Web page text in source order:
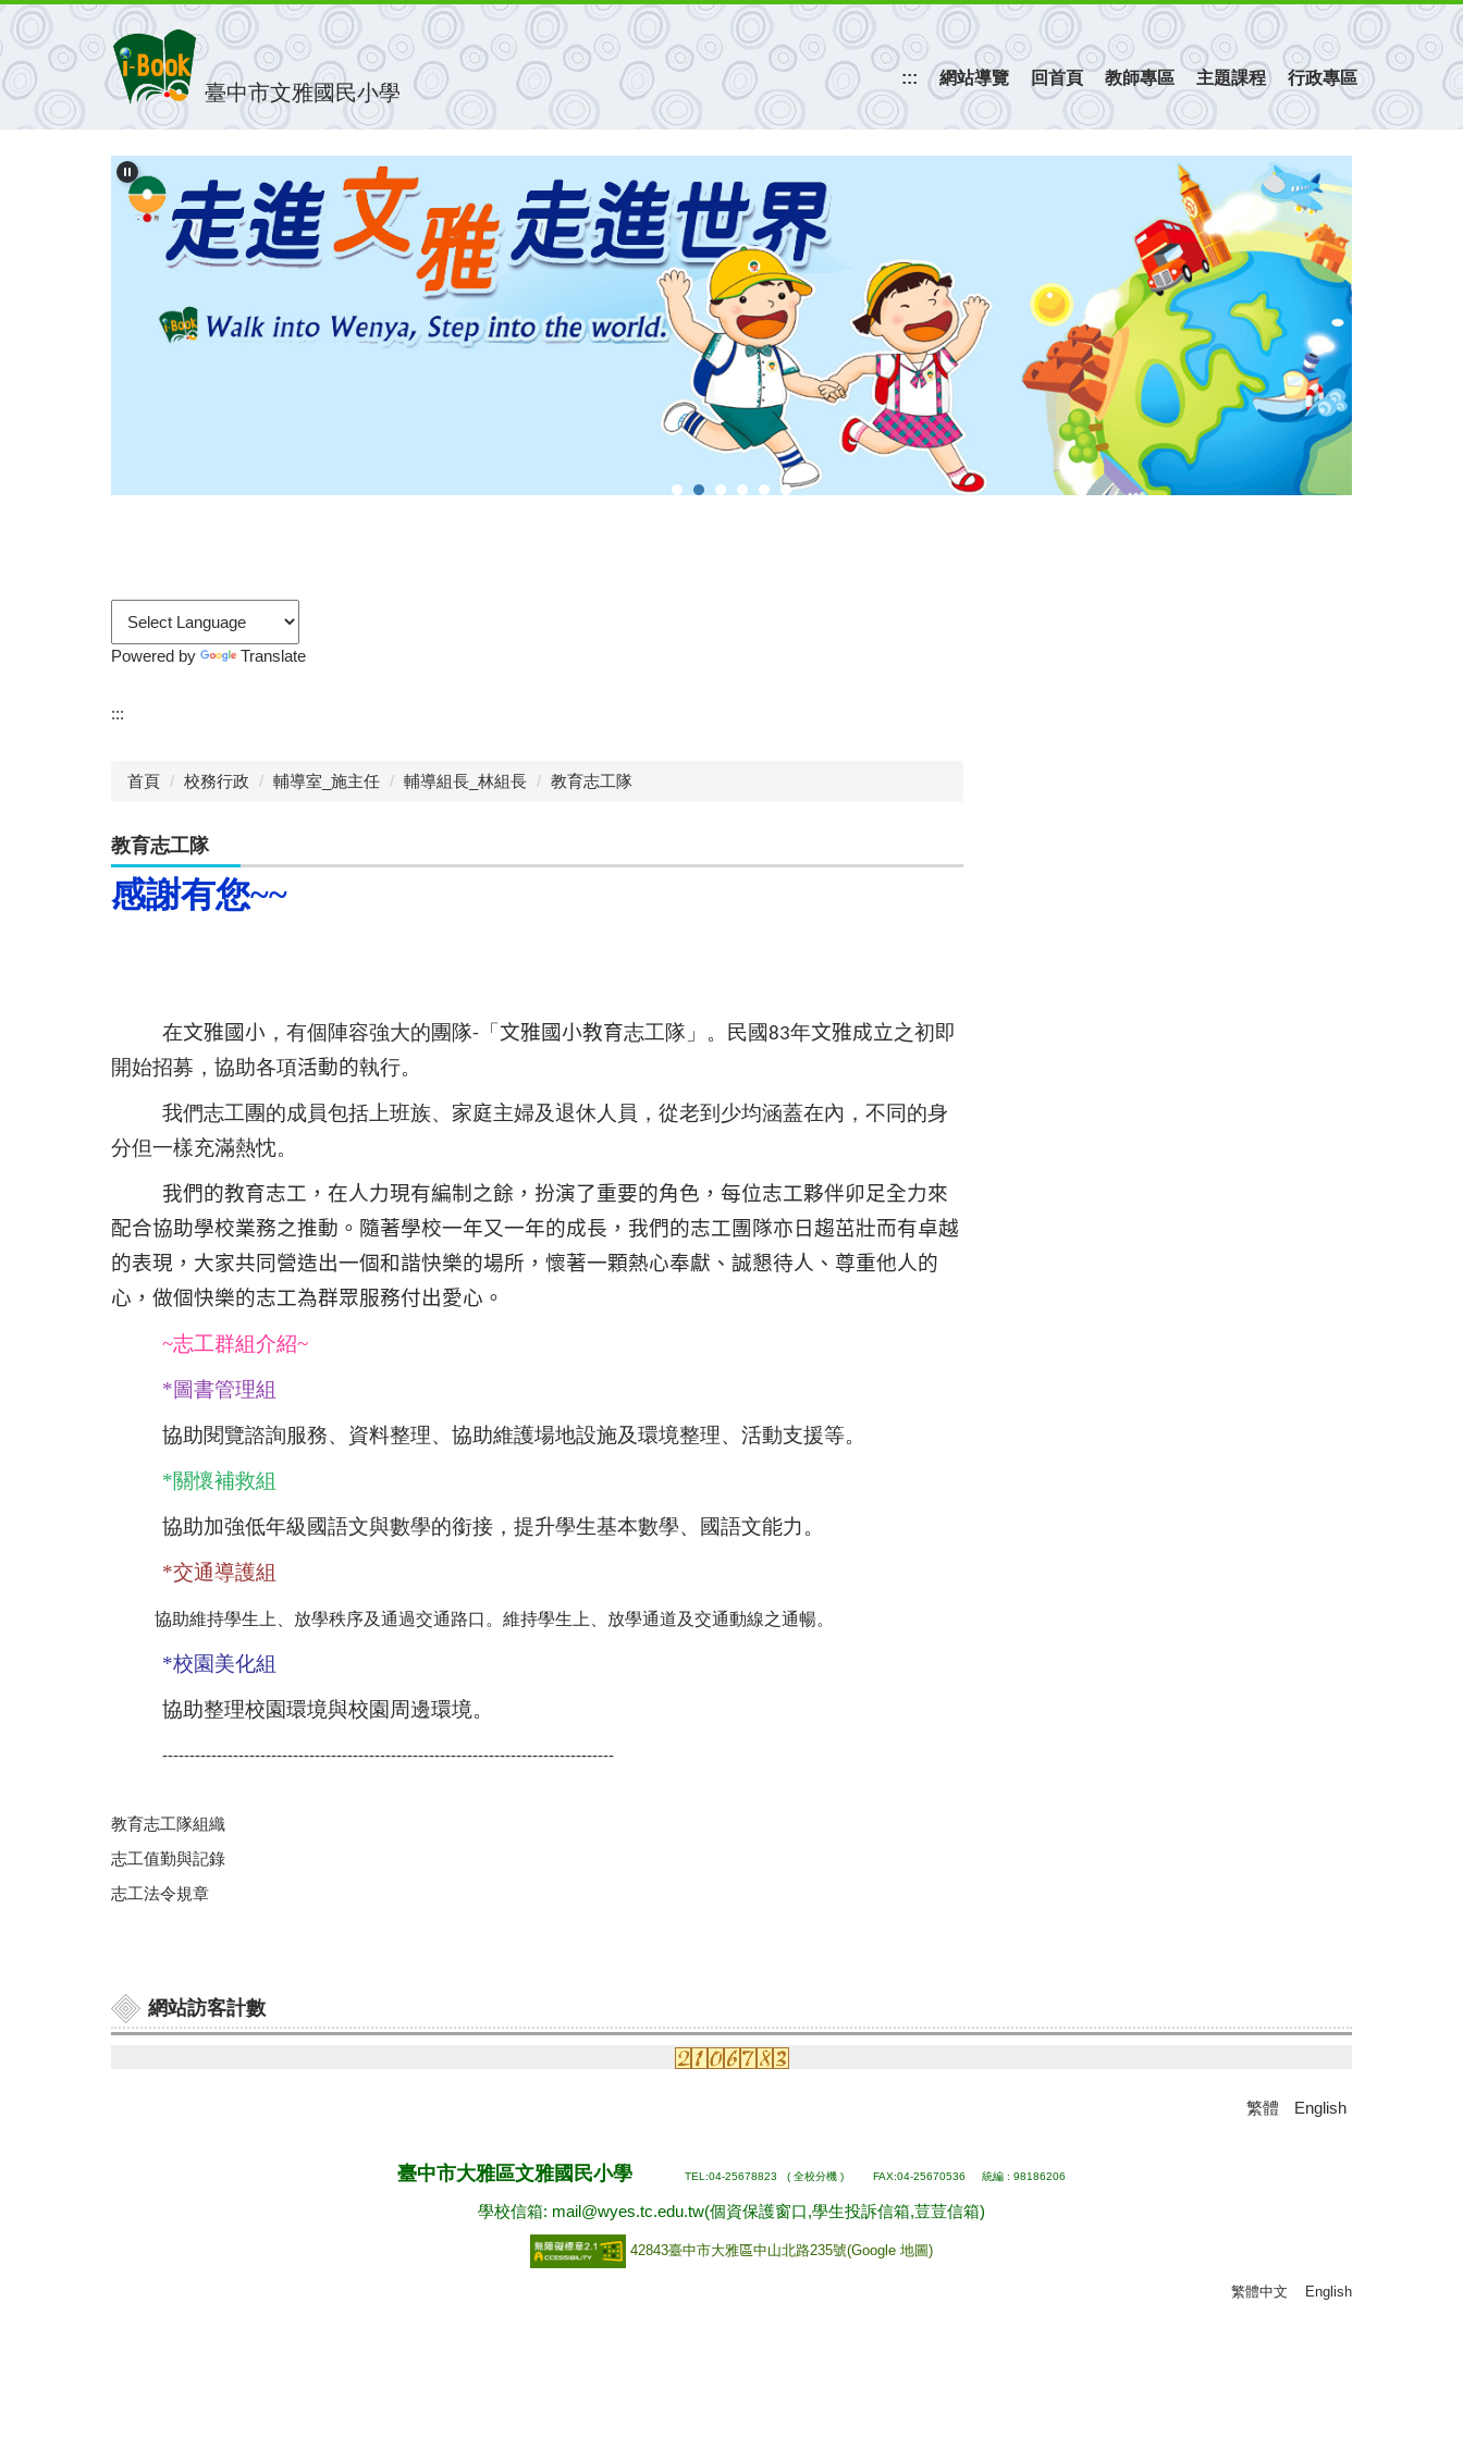
跳
到
主
容
臺中市文雅國民小學
::: 網站導覽 回首頁 教師專區 主題課程 行政專區
Powered by Translate
:::
首頁 校務行政 輔導室_施主任 輔導組長_林組長 教育志工隊
教育志工隊
感謝有您~~
在文雅國小 ，有個陣容強大的團隊- 「 文雅國小教育志工隊」。民國83年文雅成立之初即
開始招募，協助各項活動的執行。
我們志工團的成員包括上班族、家庭主婦及退休人員，從老到少均涵蓋在內，不同的身
分但一樣充滿熱忱。
我們的教育志工，在人力現有編制之餘，扮演了重要的角色，每位志工夥伴卯足全力來
配合協助學校業務之推動。隨著學校一年又一年的成長，我們的志工團隊亦日趨茁壯而有卓越
的表現，大家共同營造出一個和諧快樂的場所，懷著一顆熱心奉獻、誠懇待人、尊重他人的
心，做個快樂的志工為群眾服務付出愛心。
~志工群組介紹~
*圖書管理組
協助閱覽諮詢服務、資料整理、協助維護場地設施及環境整理、活動支援等。
*關懷補救組
協助加強低年級國語文與數學的銜接，提升學生基本數學、國語文能力。
*交通導護組
協助維持學生上、放學秩序及通過交通路口。維持學生上、放學通道及交通動線之通暢。
*校園美化組
協助整理校園環境與校園周邊環境。
-----------------------------------------------------------------------------------
教育志工隊組織
志工值勤與記錄
志工法令規章
網站訪客計數
繁體
English
臺中市大雅區文雅國民小學 TEL:04-25678823 ( 全校分機 ) FAX:04-25670536 統編 : 98186206
學校信箱: mail@wyes.tc.edu.tw(個資保護窗口,學生投訴信箱,荳荳信箱)
42843臺中市大雅區中山北路235號(Google 地圖)
繁體中文 English